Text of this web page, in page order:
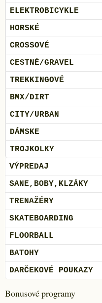
ELEKTROBICYKLE
HORSKÉ
CROSSOVÉ
CESTNÉ/GRAVEL
TREKKINGOVÉ
BMX/DIRT
CITY/URBAN
DÁMSKE
TROJKOLKY
VÝPREDAJ
SANE,BOBY,KLZÁKY
TRENAŽÉRY
SKATEBOARDING
FLOORBALL
BATOHY
DARČEKOVÉ POUKAZY
Bonusové programy